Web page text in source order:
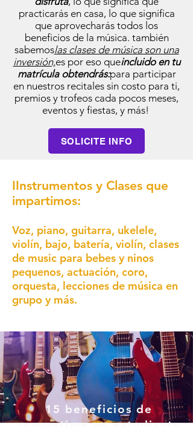
practicarás en casa, lo que significa
que aprovecharás todos los
beneficios de la música. también
sabemoslas clases de música son una
inversión,es por eso queincluido en tu
matrícula obtendrás:para participar
en nuestros recitales sin costo para ti,
premios y trofeos cada pocos meses,
eventos y fiestas, y más!
SOLICITE INFO
IInstrumentos y Clases que
impartimos:
Voz, piano, guitarra, ukelele,
violín, bajo, batería, violín, clases
de music para bebes y ninos
pequenos, actuación, coro,
orquesta, lecciones de música en
grupo y más.
15 beneficios de